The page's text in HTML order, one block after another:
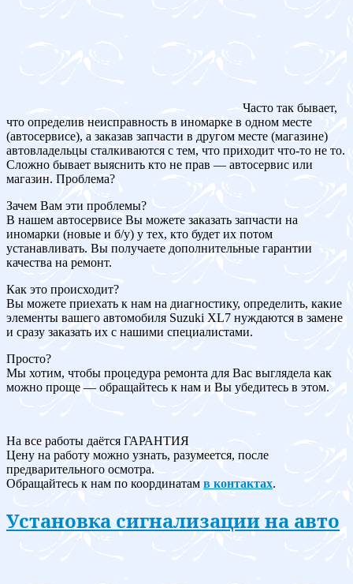
Часто так бывает,
что определив неисправность в иномарке в одном месте
(автосервисе), а заказав запчасти в другом месте (магазине)
автовладельцы сталкиваются с тем, что приходит что-то не то.
Сложно бывает выяснить кто не прав — автосервис или
магазин. Проблема?
Зачем Вам эти проблемы?
В нашем автосервисе Вы можете заказать запчасти на
иномарки (новые и б/у) у тех, кто будет их потом
устанавливать. Вы получаете дополнительные гарантии
качества на ремонт.
Как это происходит?
Вы можете приехать к нам на диагностику, определить, какие
элементы вашего автомобиля Suzuki XL7 нуждаются в замене
и сразу заказать их с нашими специалистами.
Просто?
Мы хотим, чтобы процедура ремонта для Вас выглядела как
можно проще — обращайтесь к нам и Вы убедитесь в этом.
На все работы даётся ГАРАНТИЯ
Цену на работу можно узнать, разумеется, после
предварительного осмотра.
Обращайтесь к нам по координатам в контактах.
Установка сигнализации на авто